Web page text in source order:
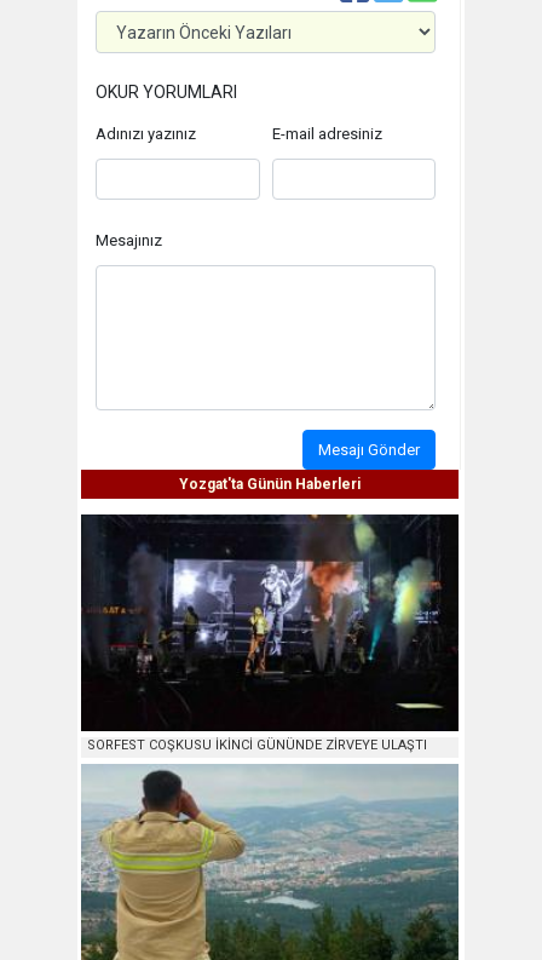
OKUR YORUMLARI
Adınızı yazınız E-mail adresiniz
Mesajınız
Mesajı Gönder
Yozgat'ta Günün Haberleri
SORFEST COŞKUSU İKİNCİ GÜNÜNDE ZİRVEYE ULAŞTI